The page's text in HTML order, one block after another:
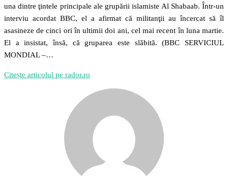
una dintre ţintele principale ale grupării islamiste Al Shabaab. Într-un
interviu acordat BBC, el a afirmat că militanţii au încercat să îl
asasineze de cinci ori în ultimii doi ani, cel mai recent în luna martie.
El a insistat, însă, că gruparea este slăbită. (BBC SERVICIUL
MONDIAL –…
Citește articolul pe rador.ro